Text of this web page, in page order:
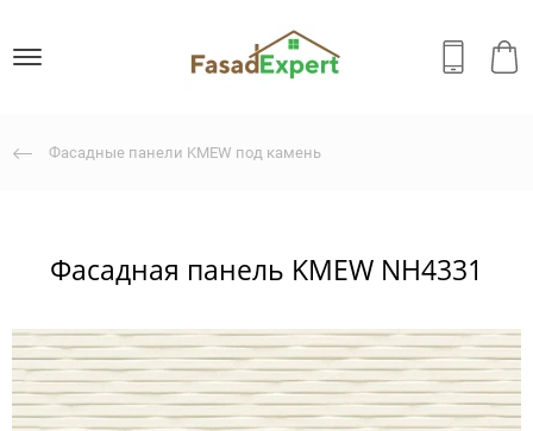
Фасадные панели KMEW под камень
Фасадная панель KMEW NH4331